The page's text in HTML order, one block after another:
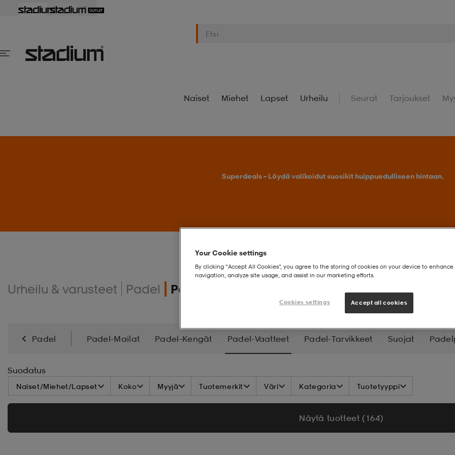
Naiset Miehet Lapset Urheilu Seurat Tarjoukset
Superdeals – Löydä valikoidut suosikit huippuedulliseen hintaan.
Urheilu & varusteet Padel Padel-vaatteet
Padel Padel-Mailat Padel-Kengät Padel-Vaatteet Padel-Tarvikkeet Suojat
Suodatus
Naiset/Miehet/Lapset Koko Myyjä Tuotemerkit Väri Kategoria Tuotetyyppi
Näytä tuotteet (164)
Your Cookie settings
By clicking “Accept All Cookies”, you agree to the storing of cookies on your device to enhance
navigation, analyze site usage, and assist in our marketing efforts.
Cookies settings Accept all cookies